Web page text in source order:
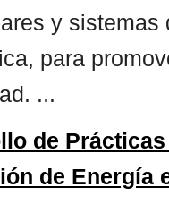
y sistemas
para
...
de Prácticas
de Energía